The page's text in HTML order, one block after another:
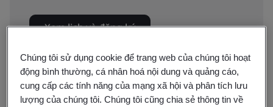
Xem lịch và đăng ký
Chúng tôi sử dụng cookie để trang web của chúng tôi hoạt
động bình thường, cá nhân hoá nội dung và quảng cáo,
cung cấp các tính năng của mạng xã hội và phân tích lưu
lượng của chúng tôi. Chúng tôi cũng chia sẻ thông tin về